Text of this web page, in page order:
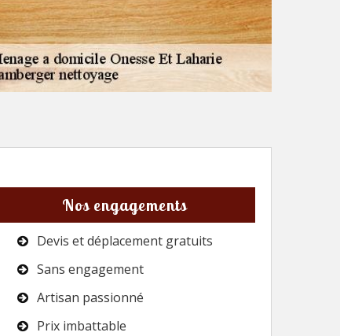
Nos engagements
Devis et déplacement gratuits
Sans engagement
Artisan passionné
Prix imbattable